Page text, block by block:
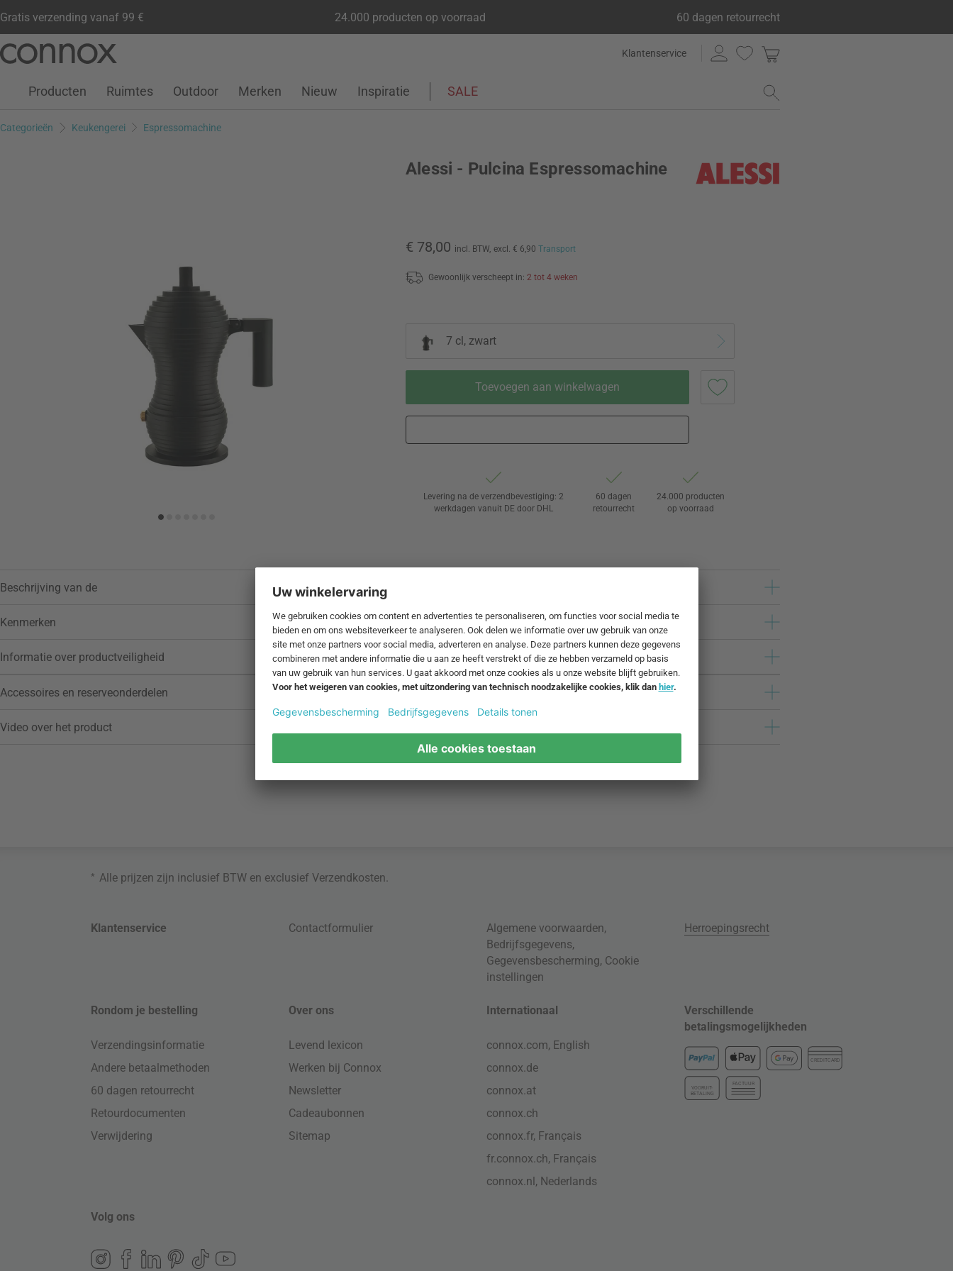
Gratis verzending vanaf 99 € 24.000 producten op voorraad 60 dagen retourrecht
pagina-
zoeken
Klantenservice
Klantenaccount
Verlanglijstje
Warenkorb
Producten Ruimtes Outdoor Merken Nieuw Inspiratie SALE
Categorieën Keukengerei Espressomachine
Alessi - Pulcina Espressomachine
€ 78,00 incl. BTW, excl. € 6,90 Transport
Gewoonlijk verscheept in: 2 tot 4 weken
7 cl, zwart
Toevoegen aan winkelwagen
Levering na de verzendbevestiging: 2
werkdagen vanuit DE door DHL
60 dagen
retourrecht
24.000 producten
op voorraad
Beschrijving van de
Kenmerken
Informatie over productveiligheid
Accessoires en reserveonderdelen
Video over het product
* Alle prijzen zijn inclusief BTW en exclusiefVerzendkosten.
Klantenservice Contactformulier Algemene voorwaarden,
Bedrijfsgegevens,
Gegevensbescherming, Cookie
instellingen
Herroepingsrecht
Rondom je bestelling
Verzendingsinformatie
Andere betaalmethoden
60 dagen retourrecht
Retourdocumenten
Verwijdering
Over ons
Levend lexicon
Werken bij Connox
Newsletter
Cadeaubonnen
Sitemap
Internationaal
connox.com, English
connox.de
connox.at
connox.ch
connox.fr, Français
fr.connox.ch, Français
connox.nl, Nederlands
Verschillende
betalingsmogelijkheden
CREDITCARD
VOORUIT-
BETALING
FACTUUR
Volg ons